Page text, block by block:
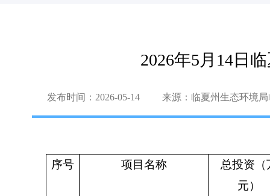
2026年5月14日
发布时间：2026-05-14 来源：临夏州生态环境
序号 项目名称
总投资（
元）